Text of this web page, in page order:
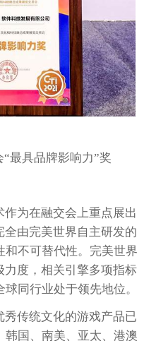
最具品牌影响力”奖
为在融交会上重点展出
全由完美世界自主研发的
和不可替代性。完美世界
力度，相关引擎多项指标
同行业处于领先地位。
秀传统文化的游戏产品已
国、南美、亚太、港澳